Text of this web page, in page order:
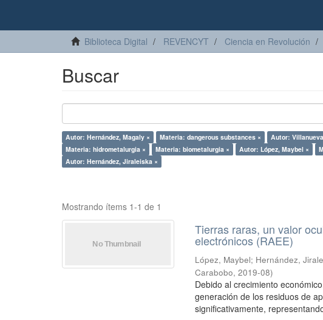
Biblioteca Digital REVENCYT Ciencia en Revolución
Buscar
Autor: Hernández, Magaly × Materia: dangerous substances × Autor:
Materia: hidrometalurgia ×
Materia: biometalurgia × Autor: López, Maybel ×
Autor: Hernández, Jiraleiska ×
Mostrando ítems 1-1 de 1
Tierras raras, un valor
electrónicos (RAEE)
López, Maybel; Hernández,
Carabobo,2019-08)
Debido al crecimiento
generación de los residuos de
significativamente,